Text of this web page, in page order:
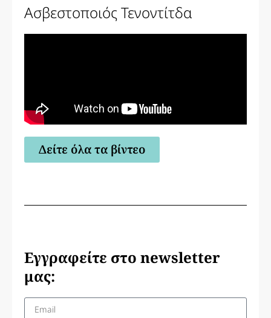
Ασβεστοποιός Τενοντίτδα
Δείτε όλα τα βίντεο
Εγγραφείτε στο newsletter
μας: